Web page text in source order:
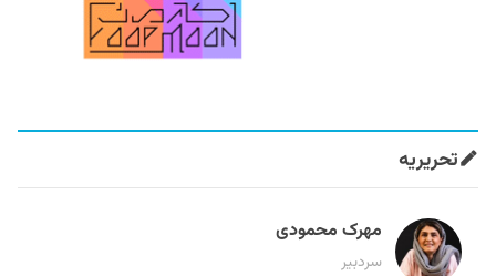
تحریریه
مهرک محمودی
سردبیر